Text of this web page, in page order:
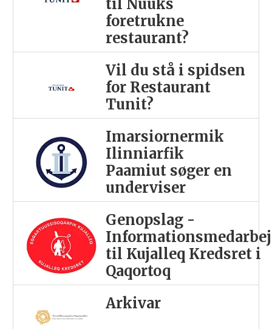
til Nuuks
foretrukne
restaurant?
Vil du stå i spidsen
for Restaurant
Tunit?
Imarsiornermik
Ilinniarfik
Paamiut søger en
underviser
Genopslag -
til Kujalleq Kredsret i
Qaqortoq
Arkivar